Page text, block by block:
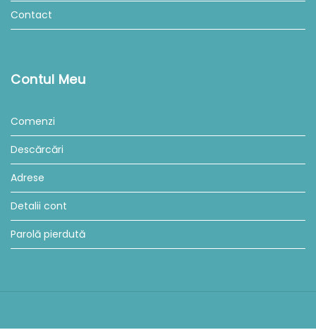
Contact
Contul Meu
Comenzi
Descărcări
Adrese
Detalii cont
Parolă pierdută